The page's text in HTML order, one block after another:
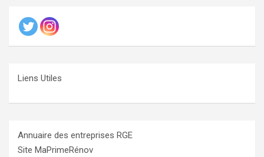
Liens Utiles
Annuaire des entreprises RGE
Site MaPrimeRénov